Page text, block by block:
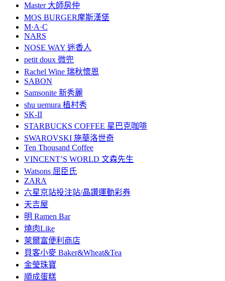
Master 大師房仲
MOS BURGER摩斯漢堡
M·A·C
NARS
NOSE WAY 迷香人
petit doux 微兜
Rachel Wine 瑞秋懷恩
SABON
Samsonite 新秀麗
shu uemura 植村秀
SK-II
STARBUCKS COFFEE 星巴克咖啡
SWAROVSKI 施華洛世奇
Ten Thousand Coffee
VINCENT’S WORLD 文森先生
Watsons 屈臣氏
ZARA
六星京站投注站/晶讚運動彩券
天吉屋
明 Ramen Bar
燒肉Like
萊爾富便利商店
貝客小麥 Baker&Wheat&Tea
金瑩珠寶
順成蛋糕